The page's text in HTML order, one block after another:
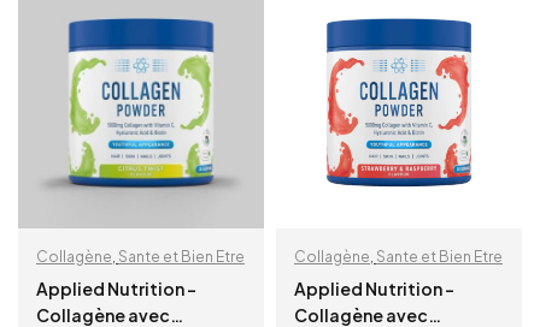
Collagène Sante et Bien Etre
Applied Nutrition –
Collagène avec
Collagène Sante et Bien Etre
Applied Nutrition –
Collagène avec